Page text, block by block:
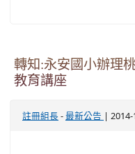
轉知:永安國小辦理
教育講座
註冊組長 - 最新公告 |